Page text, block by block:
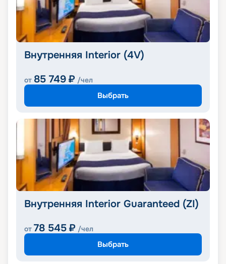
Внутренняя Interior (4V)
от 85 749 ₽ /чел
Выбрать
Внутренняя Interior Guaranteed (ZI)
от 78 545 ₽ /чел
Выбрать